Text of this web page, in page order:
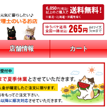
店舗情報 カート